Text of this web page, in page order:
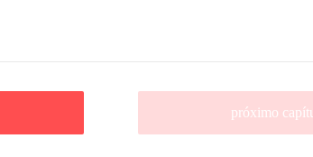
próximo